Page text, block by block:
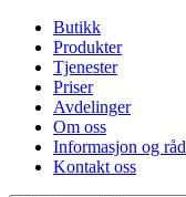
Butikk
Produkter
Tjenester
Priser
Avdelinger
Om oss
Informasjon og råd
Kontakt oss